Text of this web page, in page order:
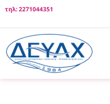
τηλ: 2271044351